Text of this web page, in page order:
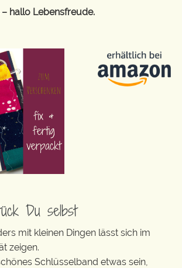
hallo Lebensfreude.
Du selbst
mit kleinen Dingen lässt sich im
zeigen.
Schlüsselband etwas sein,